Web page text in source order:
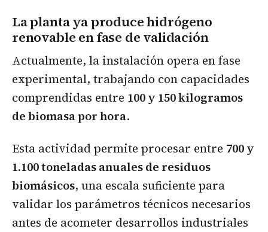
La planta ya produce hidrógeno
renovable en fase de validación
Actualmente, la instalación opera en fase
experimental, trabajando con capacidades
comprendidas entre 100 y 150 kilogramos
de biomasa por hora.
Esta actividad permite procesar entre 700 y
1.100 toneladas anuales de residuos
biomásicos, una escala suficiente para
validar los parámetros técnicos necesarios
antes de acometer desarrollos industriales